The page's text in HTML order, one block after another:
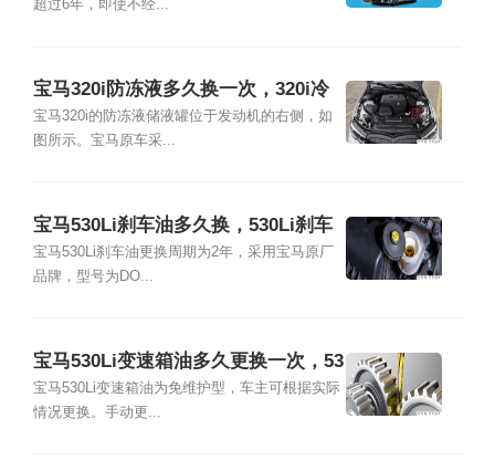
超过6年，即使不经...
宝马320i防冻液多久换一次，320i冷
却液加注及更换教程
宝马320i的防冻液储液罐位于发动机的右侧，如
图所示。宝马原车采...
宝马530Li刹车油多久换，530Li刹车
油品牌型号及更换教程
宝马530Li刹车油更换周期为2年，采用宝马原厂
品牌，型号为DO...
宝马530Li变速箱油多久更换一次，53
0Li变速箱油更换方法
宝马530Li变速箱油为免维护型，车主可根据实际
情况更换。手动更...